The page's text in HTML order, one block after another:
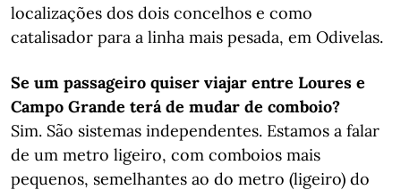
localizações dos dois concelhos e como
catalisador para a linha mais pesada, em Odivelas.
Se um passageiro quiser viajar entre Loures e
Campo Grande terá de mudar de comboio?
Sim. São sistemas independentes. Estamos a falar
de um metro ligeiro, com comboios mais
pequenos, semelhantes ao do metro (ligeiro) do